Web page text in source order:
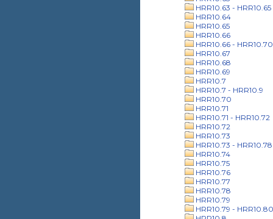
HRR10.63 - HRR10.65
HRR10.64
HRR10.65
HRR10.66
HRR10.66 - HRR10.70
HRR10.67
HRR10.68
HRR10.69
HRR10.7
HRR10.7 - HRR10.9
HRR10.70
HRR10.71
HRR10.71 - HRR10.72
HRR10.72
HRR10.73
HRR10.73 - HRR10.78
HRR10.74
HRR10.75
HRR10.76
HRR10.77
HRR10.78
HRR10.79
HRR10.79 - HRR10.80